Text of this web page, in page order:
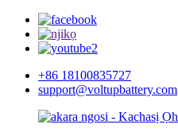
+86 18100835727
support@voltupbattery.com